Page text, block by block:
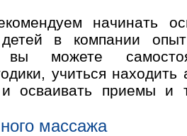
начинать
в компании
вы можете
учиться находить
осваивать приемы и
массажа